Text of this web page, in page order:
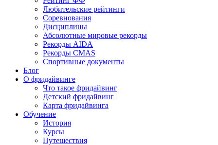
Любительские рейтинги
Соревнования
Дисциплины
Абсолютные мировые рекорды
Рекорды AIDA
Рекорды CMAS
Спортивные документы
Блог
О фридайвинге
Что такое фридайвинг
Детский фридайвинг
Карта фридайвинга
Обучение
История
Курсы
Путешествия